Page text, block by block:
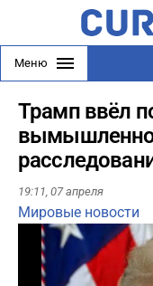
Меню
Трамп ввёл
19:11, 07 апреля
Мировые новости